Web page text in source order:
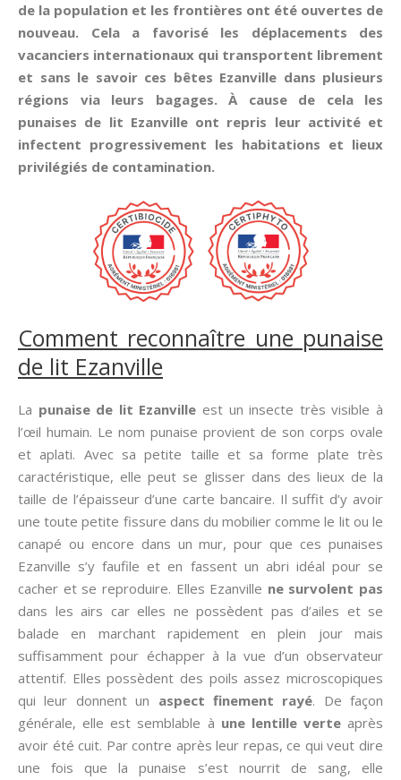
de la population et les frontières ont été ouvertes de
nouveau. Cela a favorisé les déplacements des
vacanciers internationaux qui transportent librement
et sans le savoir ces bêtes Ezanville dans plusieurs
régions via leurs bagages. À cause de cela les
punaises de lit Ezanville ont repris leur activité et
infectent progressivement les habitations et lieux
privilégiés de contamination.
Comment reconnaître une punaise
de lit Ezanville
La punaise de lit Ezanville est un insecte très visible à
l’œil humain. Le nom punaise provient de son corps ovale
et aplati. Avec sa petite taille et sa forme plate très
caractéristique, elle peut se glisser dans des lieux de la
taille de l’épaisseur d’une carte bancaire. Il suffit d’y avoir
une toute petite fissure dans du mobilier comme le lit ou le
canapé ou encore dans un mur, pour que ces punaises
Ezanville s’y faufile et en fassent un abri idéal pour se
cacher et se reproduire. Elles Ezanville ne survolent pas
dans les airs car elles ne possèdent pas d’ailes et se
balade en marchant rapidement en plein jour mais
suffisamment pour échapper à la vue d’un observateur
attentif. Elles possèdent des poils assez microscopiques
qui leur donnent un aspect finement rayé. De façon
générale, elle est semblable à une lentille verteaprès
avoir été cuit. Par contre après leur repas, ce qui veut dire
une fois que la punaise s’est nourrit de sang, elle